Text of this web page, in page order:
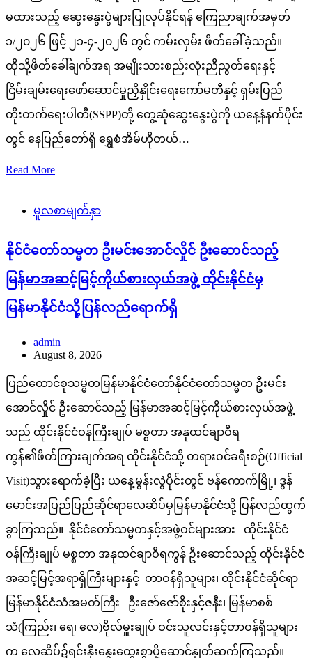
မထားသည့် ဆွေးနွေးပွဲများပြုလုပ်နိုင်ရန် ကြေညာချက်အမှတ်
၁/၂၀၂၆ ဖြင့် ၂၁-၄-၂၀၂၆ တွင် ကမ်းလှမ်း ဖိတ်ခေါ်ခဲ့သည်။
ထိုသို့ဖိတ်ခေါ်ချက်အရ အမျိုးသားစည်းလုံးညီညွတ်ရေးနှင့်
ငြိမ်းချမ်းရေးဖော်ဆောင်မှုညှိနှိုင်းရေးကော်မတီနှင့် ရှမ်းပြည်
တိုးတက်ရေးပါတီ(SSPP)တို့ တွေ့ဆုံဆွေးနွေးပွဲကို ယနေ့နံနက်ပိုင်း
တွင် နေပြည်တော်ရှိ ရွှေစံအိမ်ဟိုတယ်…
Read More
မူလစာမျက်နှာ
နိုင်ငံတော်သမ္မတ ဦးမင်းအောင်လှိုင် ဦးဆောင်သည့်
မြန်မာအဆင့်မြင့်ကိုယ်စားလှယ်အဖွဲ့ ထိုင်းနိုင်ငံမှ
မြန်မာနိုင်ငံသို့ပြန်လည်ရောက်ရှိ
admin
August 8, 2026
ပြည်ထောင်စုသမ္မတမြန်မာနိုင်ငံတော်နိုင်ငံတော်သမ္မတ ဦးမင်း
အောင်လှိုင် ဦးဆောင်သည့် မြန်မာအဆင့်မြင့်ကိုယ်စားလှယ်အဖွဲ့
သည် ထိုင်းနိုင်ငံဝန်ကြီးချုပ် မစ္စတာ အနုထင်ချာဝီရ
ကွန်၏ဖိတ်ကြားချက်အရ ထိုင်းနိုင်ငံသို့ တရားဝင်ခရီးစဉ်(Official
Visit)သွားရောက်ခဲ့ပြီး ယနေ့မွန်းလွဲပိုင်းတွင် ဗန်ကောက်မြို့၊ ဒွန်
မောင်းအပြည်ပြည်ဆိုင်ရာလေဆိပ်မှမြန်မာနိုင်ငံသို့ ပြန်လည်ထွက်
ခွာကြသည်။ နိုင်ငံတော်သမ္မတနှင့်အဖွဲ့ဝင်များအား ထိုင်းနိုင်ငံ
ဝန်ကြီးချုပ် မစ္စတာ အနုထင်ချာဝီရကွန် ဦးဆောင်သည့် ထိုင်းနိုင်ငံ
အဆင့်မြင့်အရာရှိကြီးများနှင့် တာဝန်ရှိသူများ၊ ထိုင်းနိုင်ငံဆိုင်ရာ
မြန်မာနိုင်ငံသံအမတ်ကြီး ဦးဇော်ဇော်စိုးနှင့်ဇနီး၊ မြန်မာစစ်
သံ(ကြည်း၊ ရေ၊ လေ)ဗိုလ်မှူးချုပ် ဝင်းသူလင်းနှင့်တာဝန်ရှိသူများ
က လေဆိပ်၌ရင်းနှီးနွေးထွေးစွာပို့ဆောင်နှုတ်ဆက်ကြသည်။